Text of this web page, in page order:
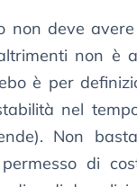
non deve
non è
è per
nel
Non
di